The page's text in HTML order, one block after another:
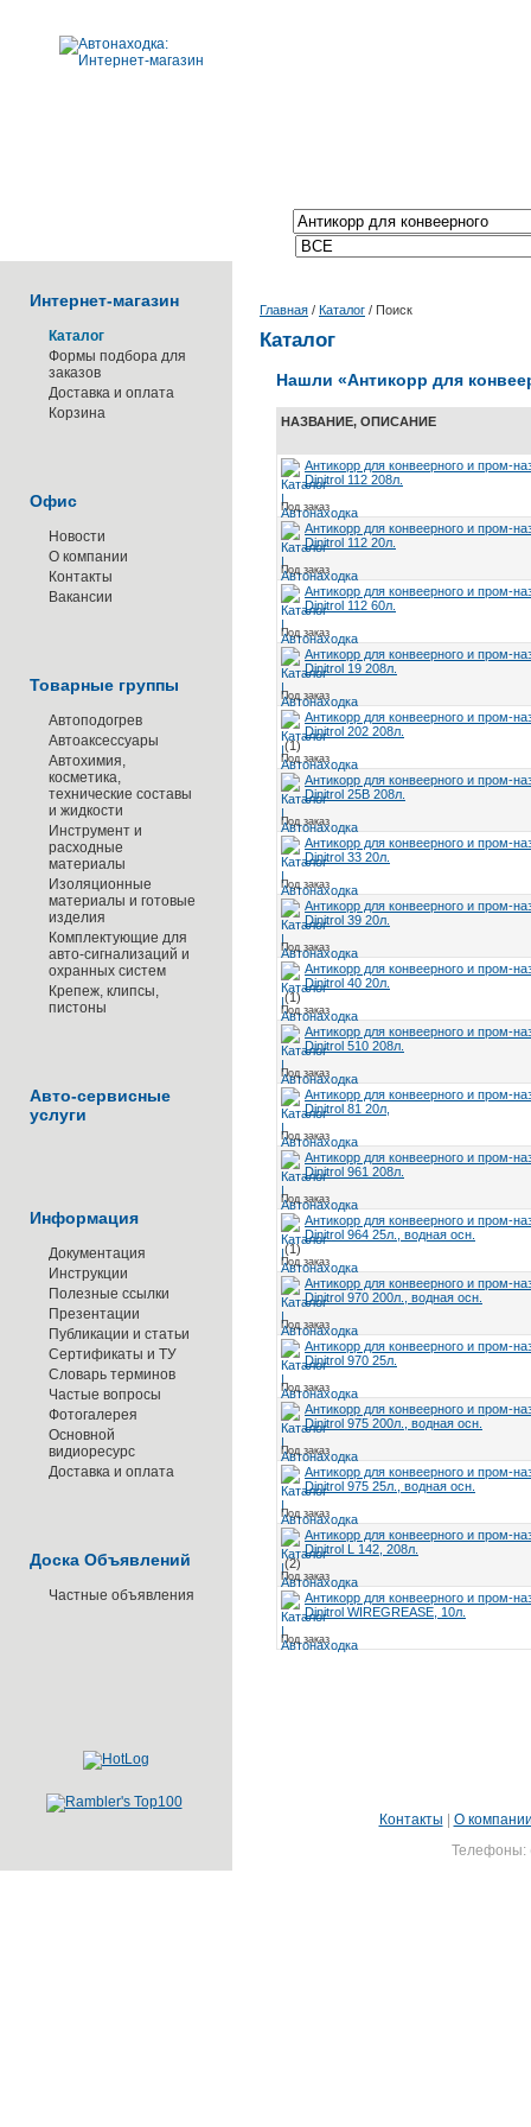
Интернет-магазин
Каталог
Формы подбора для
заказов
Доставка и оплата
Корзина
Офис
Новости
О компании
Контакты
Вакансии
Товарные группы
Автоподогрев
Автоаксессуары
Автохимия,
косметика,
технические составы
и жидкости
Инструмент и
расходные
материалы
Изоляционные
материалы и готовые
изделия
Комплектующие для
авто-сигнализаций и
охранных систем
Крепеж, клипсы,
пистоны
Авто-сервисные
услуги
Информация
Документация
Инструкции
Полезные ссылки
Презентации
Публикации и статьи
Сертификаты и ТУ
Словарь терминов
Частые вопросы
Фотогалерея
Основной
видиоресурс
Доставка и оплата
Доска Объявлений
Частные объявления
Главная / Каталог / Поиск
Каталог
Нашли «Антикорр для
НАЗВАНИЕ, ОПИСАНИЕ
Антикорр для конвеерного и пром-
Dinitrol 112 208л.
Под заказ
Антикорр для конвеерного и пром-
Dinitrol 112 20л.
Под заказ
Антикорр для конвеерного и пром-
Dinitrol 112 60л.
Под заказ
Антикорр для конвеерного и пром-
Dinitrol 19 208л.
Под заказ
Антикорр для конвеерного и пром-
Dinitrol 202 208л.
(1)
Под заказ
Антикорр для конвеерного и пром-
Dinitrol 25В 208л.
Под заказ
Антикорр для конвеерного и пром-
Dinitrol 33 20л.
Под заказ
Антикорр для конвеерного и пром-
Dinitrol 39 20л.
Под заказ
Антикорр для конвеерного и пром-
Dinitrol 40 20л.
(1)
Под заказ
Антикорр для конвеерного и пром-
Dinitrol 510 208л.
Под заказ
Антикорр для конвеерного и пром-
Dinitrol 81 20л,
Под заказ
Антикорр для конвеерного и пром-
Dinitrol 961 208л.
Под заказ
Антикорр для конвеерного и пром-
Dinitrol 964 25л., водная осн.
(1)
Под заказ
Антикорр для конвеерного и пром-
Dinitrol 970 200л., водная осн.
Под заказ
Антикорр для конвеерного и пром-
Dinitrol 970 25л.
Под заказ
Антикорр для конвеерного и пром-
Dinitrol 975 200л., водная осн.
Под заказ
Антикорр для конвеерного и пром-
Dinitrol 975 25л., водная осн.
Под заказ
Антикорр для конвеерного и пром-
Dinitrol L 142, 208л.
(2)
Под заказ
Антикорр для конвеерного и пром-
Dinitrol WIREGREASE, 10л.
Под заказ
Контакты
О
Телефоны: